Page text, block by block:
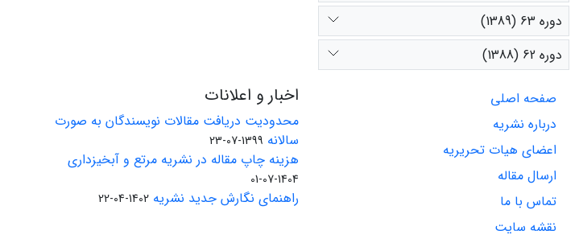
دوره 63 (1389)
دوره 62 (1388)
صفحه اصلی
درباره نشریه
اعضای هیات تحریریه
ارسال مقاله
تماس با ما
نقشه سایت
اخبار و اعلانات
محدودیت دریافت مقالات نویسندگان به صورت
سالانه 1399-07-23
هزینه چاپ مقاله در نشریه مرتع و آبخیزداری
1404-07-01
راهنمای نگارش جدید نشریه 1402-04-22